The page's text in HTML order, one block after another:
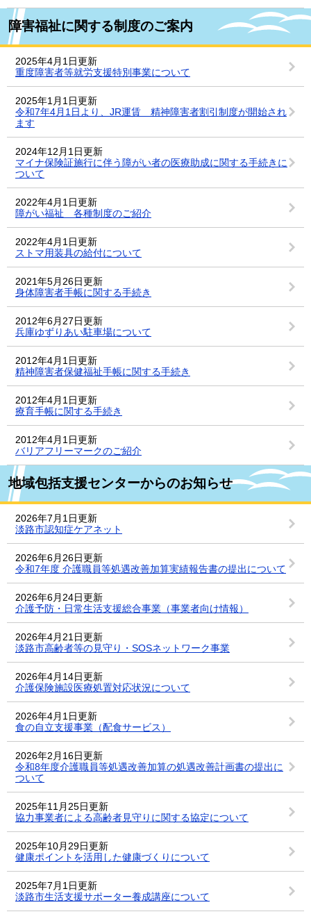
障害福祉に関する制度のご案内
2025年4月1日更新
重度障害者等就労支援特別事業について
2025年1月1日更新
令和7年4月1日より、JR運賃 精神障害者割引制度が開始され
ます
2024年12月1日更新
マイナ保険証施行に伴う障がい者の医療助成に関する手続きに
ついて
2022年4月1日更新
障がい福祉 各種制度のご紹介
2022年4月1日更新
ストマ用装具の給付について
2021年5月26日更新
身体障害者手帳に関する手続き
2012年6月27日更新
兵庫ゆずりあい駐車場について
2012年4月1日更新
精神障害者保健福祉手帳に関する手続き
2012年4月1日更新
療育手帳に関する手続き
2012年4月1日更新
バリアフリーマークのご紹介
地域包括支援センターからのお知らせ
2026年7月1日更新
淡路市認知症ケアネット
2026年6月26日更新
令和7年度 介護職員等処遇改善加算実績報告書の提出について
2026年6月24日更新
介護予防・日常生活支援総合事業（事業者向け情報）
2026年4月21日更新
淡路市高齢者等の見守り・SOSネットワーク事業
2026年4月14日更新
介護保険施設医療処置対応状況について
2026年4月1日更新
食の自立支援事業（配食サービス）
2026年2月16日更新
令和8年度介護職員等処遇改善加算の処遇改善計画書の提出に
ついて
2025年11月25日更新
協力事業者による高齢者見守りに関する協定について
2025年10月29日更新
健康ポイントを活用した健康づくりについて
2025年7月1日更新
淡路市生活支援サポーター養成講座について